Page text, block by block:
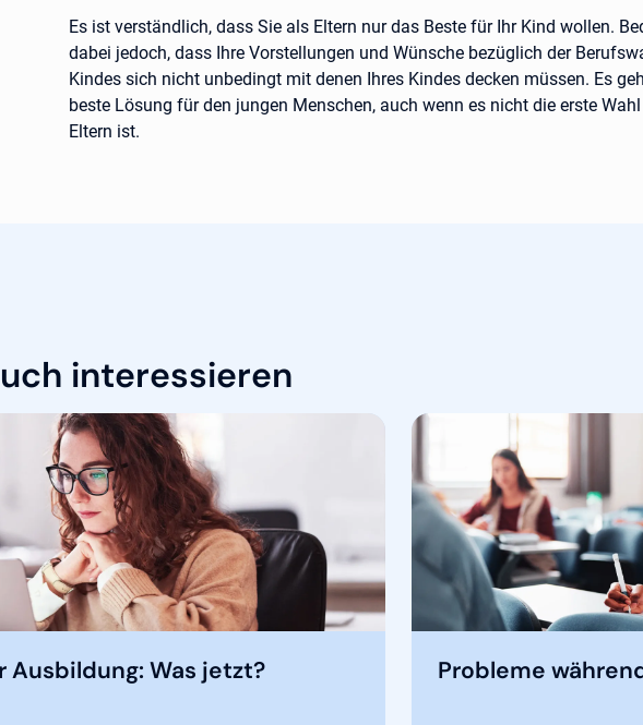
Es ist verständlich, dass Sie als Eltern nur das Beste für Ihr Kind wollen.
dabei jedoch, dass Ihre Vorstellungen und Wünsche bezüglich der
Kindes sich nicht unbedingt mit denen Ihres Kindes decken müssen. Es
beste Lösung für den jungen Menschen, auch wenn es nicht die erste
Eltern ist.
interessieren
Ausbildung: Was jetzt? Probleme